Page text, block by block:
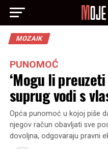
MOZAIK
PUNOMOĆ
‘Mogu li
suprug vodi s
Opća punomoć u kojoj piše
njegov račun obavljati sve
dovoljna, odgovaraju pravni